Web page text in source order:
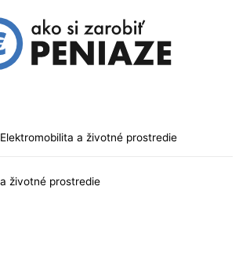
Elektromobilita a životné prostredie